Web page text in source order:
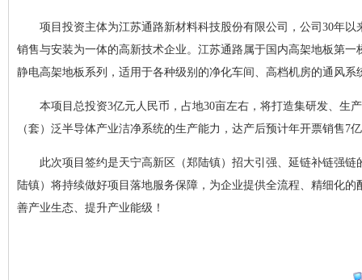
项目投资主体为江苏通路新材料科技股份有限公司，公司30年
销售与安装为一体的高新技术企业。江苏通路属于国内高架地板第
静电高架地板系列，适用于各种级别的净化车间、高档机房的通风
本项目总投资3亿元人民币，占地30亩左右，将打造集研发、生
（套）泛半导体产业洁净系统的生产能力，达产后预计年开票销售7
此次项目签约是天宁高新区（郑陆镇）招大引强、延链补链强
陆镇）将持续做好项目落地服务保障，为企业提供全流程、精细化
善产业生态、提升产业能级！